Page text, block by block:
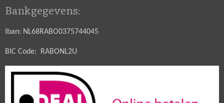
Bankgegevens:
Iban: NL68RABO0375744045
BIC Code: RABONL2U